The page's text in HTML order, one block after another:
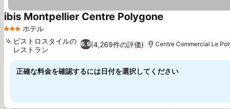
3 ホテルのランク
ホテル
ibis Montpellier Centre Polygone
6.9(4,269件の評価)
ビストロスタイルの
レストラン
Centre Commercial Le
正確な料金を確認するには日付を選択してください